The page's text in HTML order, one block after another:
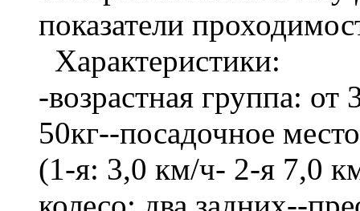
показатели
Характеристики:
-возрастная группа: от
50кг--посадочное
(1-я: 3,0 км/ч- 2-я 7,0